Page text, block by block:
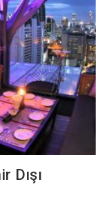
Dışı